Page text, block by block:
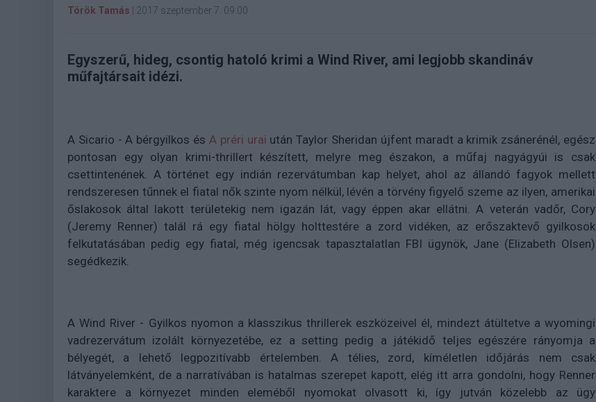
Török Tamás 2017 szeptember 7. 09:00
Egyszerű, hideg, csontig hatoló krimi a Wind River, ami legjobb skandináv
műfajtársait idézi.
A Sicario - A bérgyilkos és A préri urai után Taylor Sheridan újfent maradt a krimik zsánerénél, egész
pontosan egy olyan krimi-thrillert készített, melyre meg északon, a műfaj nagyágyúi is csak
csettintenének. A történet egy indián rezervátumban kap helyet, ahol az állandó fagyok mellett
rendszeresen tűnnek el fiatal nők szinte nyom nélkül, lévén a törvény figyelő szeme az ilyen, amerikai
őslakosok által lakott területekig nem igazán lát, vagy éppen akar ellátni. A veterán vadőr, Cory
(Jeremy Renner) talál rá egy fiatal hölgy holttestére a zord vidéken, az erőszaktevő gyilkosok
felkutatásában pedig egy fiatal, még igencsak tapasztalatlan FBI ügynök, Jane (Elizabeth Olsen)
segédkezik.
A Wind River - Gyilkos nyomon a klasszikus thrillerek eszközeivel él, mindezt átültetve a wyomingi
vadrezervátum izolált környezetébe, ez a setting pedig a játékidő teljes egészére rányomja a
bélyegét, a lehető legpozitívabb értelemben. A télies, zord, kíméletlen időjárás nem csak
látványelemként, de a narratívában is hatalmas szerepet kapott, elég itt arra gondolni, hogy Renner
karaktere a környezet minden eleméből nyomokat olvasott ki, így jutván közelebb az ügy